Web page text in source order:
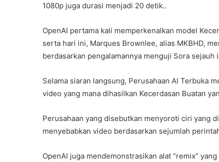
1080p juga durasi menjadi 20 detik..
OpenAI pertama kali memperkenalkan model
serta hari ini, Marques Brownlee, alias MKBHD,
berdasarkan pengalamannya menguji Sora sejauh
Selama siaran langsung, Perusahaan AI Terbuka
video yang mana dihasilkan Kecerdasan Buatan
Perusahaan yang disebutkan menyoroti ciri yang
menyebabkan video berdasarkan sejumlah
OpenAI juga mendemonstrasikan alat “remix”